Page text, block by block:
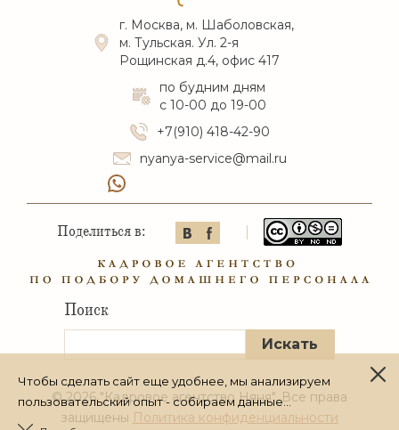
г. Москва, м. Шаболовская,
м. Тульская. Ул. 2-я
Рощинская д.4, офис 417
по будним дням
с 10-00 до 19-00
+7(910) 418-42-90
nyanya-service@mail.ru
Поделиться в:
Поиск
© 2026 "Кадровое агентство Няня". Все права
защищены Политика конфиденциальности
Чтобы сделать сайт еще удобнее, мы анализируем
пользовательский опыт - собираем данные...